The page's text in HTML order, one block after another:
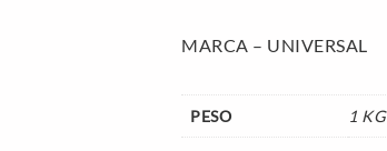
MARCA – UNIVERSAL
PESO 1 KG